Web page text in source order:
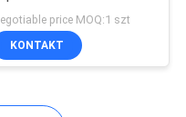
price MOQ:1 szt
KONTAKT